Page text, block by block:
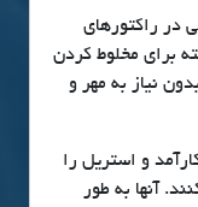
در راکتورهای
برای مخلوط کردن
نیاز به مهر و
و استریل را
آنها به طور